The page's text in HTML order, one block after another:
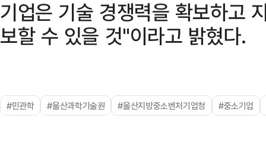
기업은 기술 경쟁력을 확보하고
보할 수 있을 것"이라고 밝혔다.
#민관학 #울산과학기술원 #울산지방중소벤처기업청 #중소기업